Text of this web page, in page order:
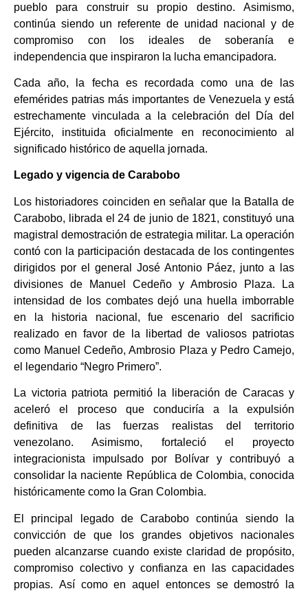
pueblo para construir su propio destino. Asimismo,
continúa siendo un referente de unidad nacional y de
compromiso con los ideales de soberanía e
independencia que inspiraron la lucha emancipadora.
Cada año, la fecha es recordada como una de las
efemérides patrias más importantes de Venezuela y está
estrechamente vinculada a la celebración del Día del
Ejército, instituida oficialmente en reconocimiento al
significado histórico de aquella jornada.
Legado y vigencia de Carabobo
Los historiadores coinciden en señalar que la Batalla de
Carabobo, librada el 24 de junio de 1821, constituyó una
magistral demostración de estrategia militar. La operación
contó con la participación destacada de los contingentes
dirigidos por el general José Antonio Páez, junto a las
divisiones de Manuel Cedeño y Ambrosio Plaza. La
intensidad de los combates dejó una huella imborrable
en la historia nacional, fue escenario del sacrificio
realizado en favor de la libertad de valiosos patriotas
como Manuel Cedeño, Ambrosio Plaza y Pedro Camejo,
el legendario “Negro Primero”.
La victoria patriota permitió la liberación de Caracas y
aceleró el proceso que conduciría a la expulsión
definitiva de las fuerzas realistas del territorio
venezolano. Asimismo, fortaleció el proyecto
integracionista impulsado por Bolívar y contribuyó a
consolidar la naciente República de Colombia, conocida
históricamente como la Gran Colombia.
El principal legado de Carabobo continúa siendo la
convicción de que los grandes objetivos nacionales
pueden alcanzarse cuando existe claridad de propósito,
compromiso colectivo y confianza en las capacidades
propias. Así como en aquel entonces se demostró la